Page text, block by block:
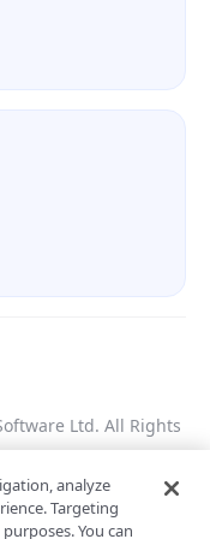
și condiții
Ltd. All Rights
analyze
Targeting
You can